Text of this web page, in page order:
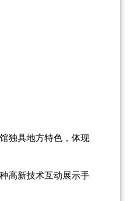
独具地方特色，体现
高新技术互动展示手